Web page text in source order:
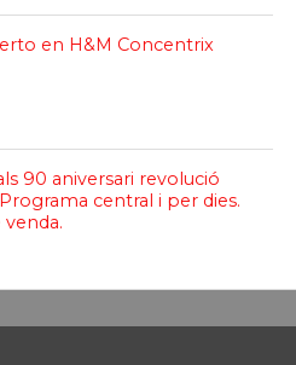
en H&M Concentrix
90 aniversari revolució
central i per dies.
venda.